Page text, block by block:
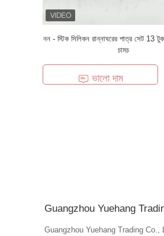
নন - স্টিক সিলিকন রান্নাঘরের পাত্র সেট 13
চামচ
ভালো দাম
Guangzhou Yuehang
Guangzhou Yuehang Trading Co., Ltd.